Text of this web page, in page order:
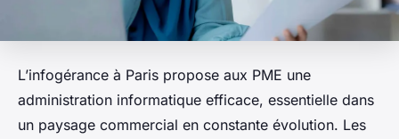
L’infogérance à Paris propose aux PME une
administration informatique efficace, essentielle dans
un paysage commercial en constante évolution. Les